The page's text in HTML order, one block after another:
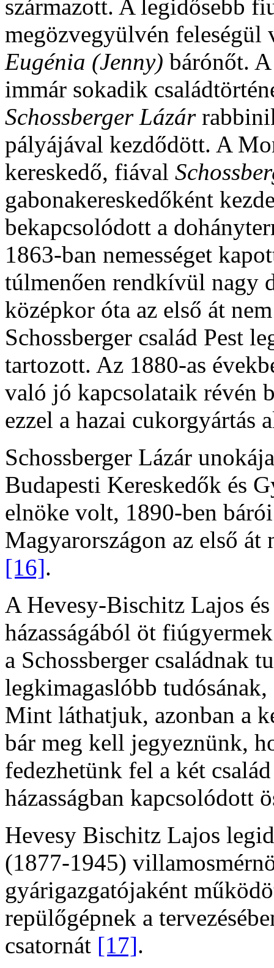
származott. A legidősebb
megözvegyülvén
Eugénia (Jenny) bárónőt.
immár sokadik
Schossberger Lázár
pályájával kezdődött. A
kereskedő, fiával
gabonakereskedőként
bekapcsolódott a
1863-ban nemességet
túlmenően rendkívül nagy
középkor óta az első át
Schossberger család Pest
tartozott. Az 1880-as
való jó kapcsolataik révén
ezzel a hazai cukorgyártás
Schossberger Lázár
Budapesti Kereskedők és
elnöke volt, 1890-ben
Magyarországon az első
[16].
A Hevesy-Bischitz Lajos és
házasságából öt
a Schossberger családnak
legkimagaslóbb
Mint láthatjuk, azonban a
bár meg kell jegyeznünk,
fedezhetünk fel a két
házasságban kapcsolódott
Hevesy Bischitz Lajos
(1877-1945)
gyárigazgatójaként
repülőgépnek a
csatornát [17].